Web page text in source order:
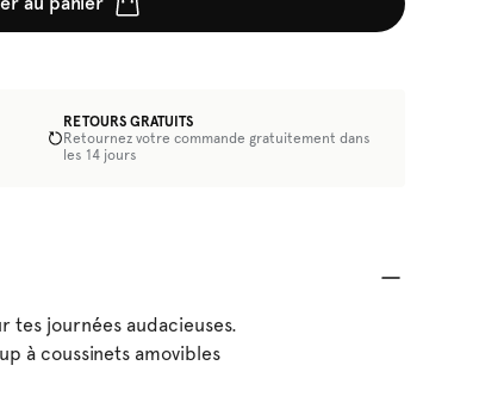
RETOURS GRATUITS
Retournez votre commande gratuitement dans
les 14 jours
journées audacieuses.
à coussinets amovibles